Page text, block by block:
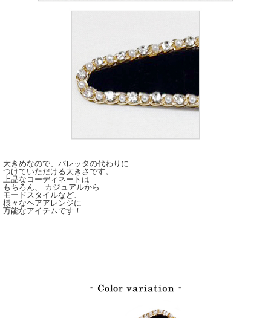
大きめなので、バレッタの代わりに
つけていただける大きさです。
上品なコーディネートは
もちろん、 カジュアルから
モードスタイルなど、
様々なヘアアレンジに
万能なアイテムです！